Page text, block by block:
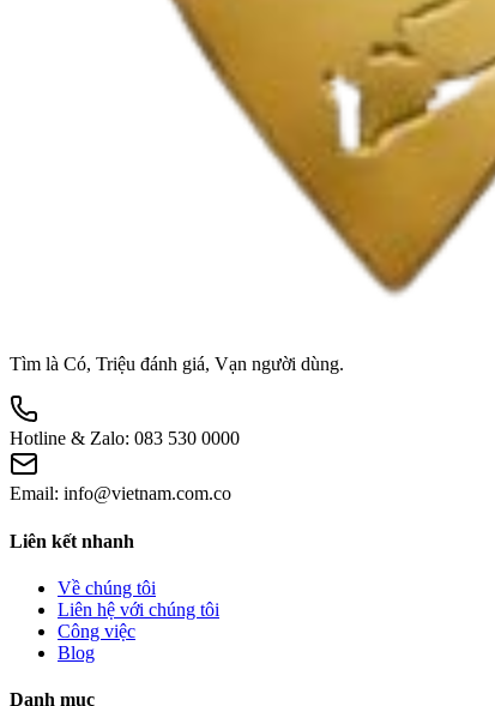
Tìm là Có, Triệu đánh giá, Vạn người dùng.
Hotline & Zalo: 083 530 0000
Email: info@vietnam.com.co
Liên kết nhanh
Về chúng tôi
Liên hệ với chúng tôi
Công việc
Blog
Danh mục